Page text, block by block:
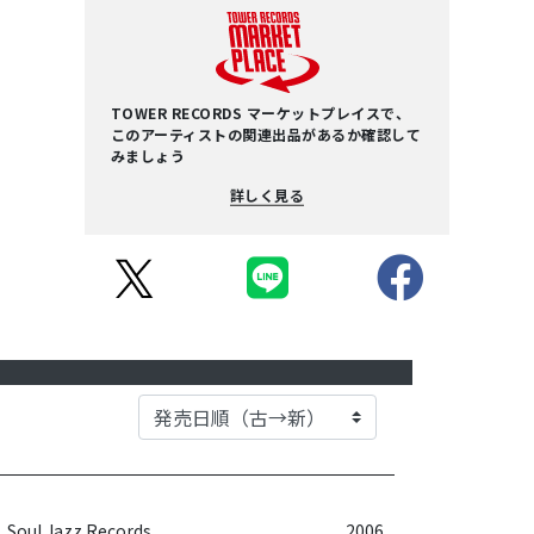
TOWER RECORDS マーケットプレイスで、
このアーティストの関連出品があるか確認して
みましょう
詳しく見る